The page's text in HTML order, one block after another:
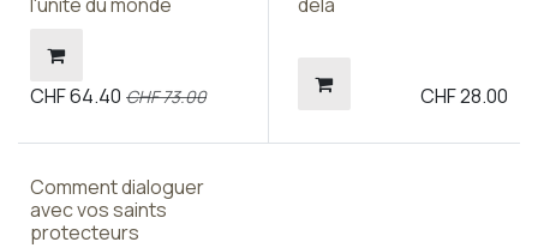
CHF64.40 CHF73.00 CHF28.00
Comment dialoguer
avec vos saints
protecteurs